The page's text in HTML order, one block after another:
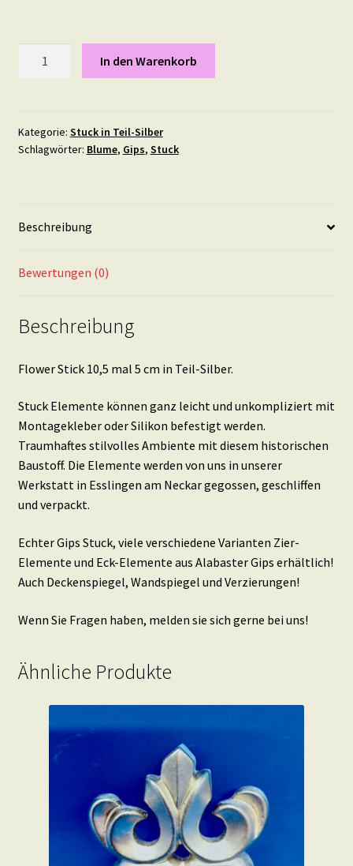
5
cm
Menge
In den Warenkorb
Kategorie: Stuck in Teil-Silber
Schlagwörter: Blume, Gips, Stuck
Beschreibung
Bewertungen (0)
Beschreibung
Flower Stick 10,5 mal 5 cm in Teil-Silber.
Stuck Elemente können ganz leicht und unkompliziert mit
Montagekleber oder Silikon befestigt werden.
Traumhaftes stilvolles Ambiente mit diesem historischen
Baustoff. Die Elemente werden von uns in unserer
Werkstatt in Esslingen am Neckar gegossen, geschliffen
und verpackt.
Echter Gips Stuck, viele verschiedene Varianten Zier-
Elemente und Eck-Elemente aus Alabaster Gips erhältlich!
Auch Deckenspiegel, Wandspiegel und Verzierungen!
Wenn Sie Fragen haben, melden sie sich gerne bei uns!
Ähnliche Produkte